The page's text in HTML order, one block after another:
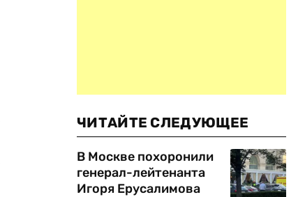
ЧИТАЙТЕ СЛЕДУЮЩЕЕ
В Москве похоронили
генерал-лейтенанта
Игоря Ерусалимова